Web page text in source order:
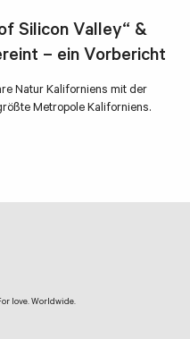
Silicon Valley“ &
– ein Vorbericht
Natur Kaliforniens mit der
Metropole Kaliforniens.
love. Worldwide.